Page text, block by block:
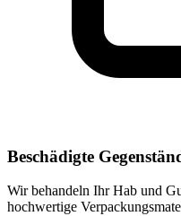
Beschädigte
Wir behandeln Ihr Hab und
hochwertige